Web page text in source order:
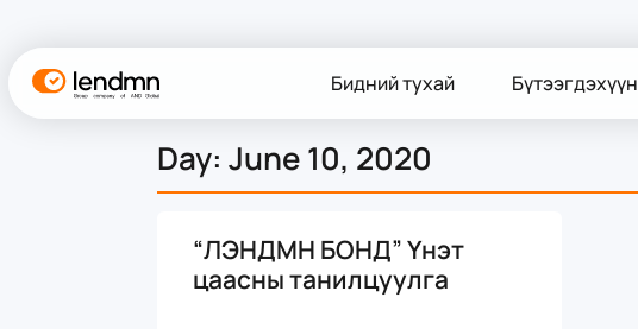
Бидний тухай Бүтээгдэхүүн
Day: June 10, 2020
“ЛЭНДМН БОНД” Үнэт
цаасны танилцуулга